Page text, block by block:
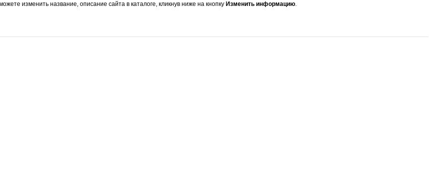
изменить название, описание сайта в каталоге, кликнув ниже на кнопку Изменить информацию.